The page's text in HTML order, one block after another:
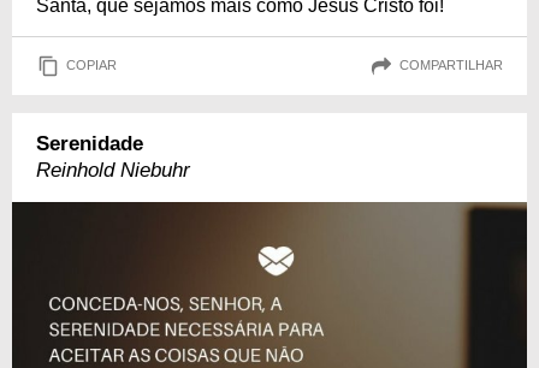
Santa, que sejamos mais como Jesus Cristo foi!
COPIAR COMPARTILHAR
Serenidade
Reinhold Niebuhr